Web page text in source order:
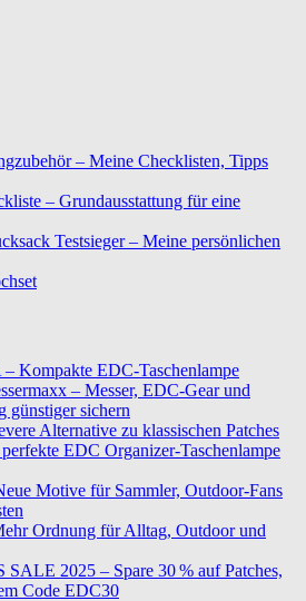
– Meine Checklisten, Tipps
– Grundausstattung für eine
Testsieger – Meine persönlichen
Kompakte EDC-Taschenlampe
– Messer, EDC-Gear und
günstiger sichern
Alternative zu klassischen Patches
EDC Organizer-Taschenlampe
Motive für Sammler, Outdoor-Fans
Ordnung für Alltag, Outdoor und
2025 – Spare 30 % auf Patches,
Code EDC30